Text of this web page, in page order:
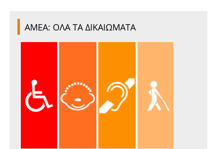
ΑΜΕΑ: ΟΛΑ ΤΑ ΔΙΚΑΙΩΜΑΤΑ